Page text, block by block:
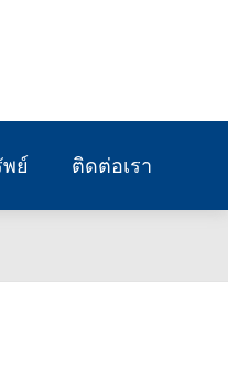
ย์ ติดต่อเรา